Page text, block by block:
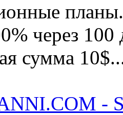
планы.
через 100
сумма
-